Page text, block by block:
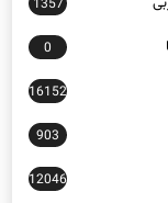
1357
0
16152
903
12046